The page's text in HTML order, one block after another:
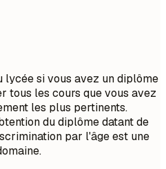
si vous avez un diplôme
tous les cours que vous avez
les plus pertinents.
du diplôme datant de
par l'âge est une